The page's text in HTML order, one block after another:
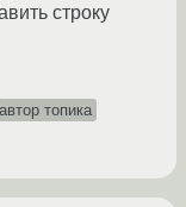
строку
автор топика